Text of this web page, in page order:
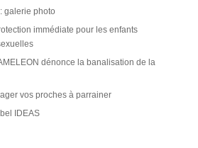
galerie photo
immédiate pour les enfants
dénonce la banalisation de la
vos proches à parrainer
IDEAS